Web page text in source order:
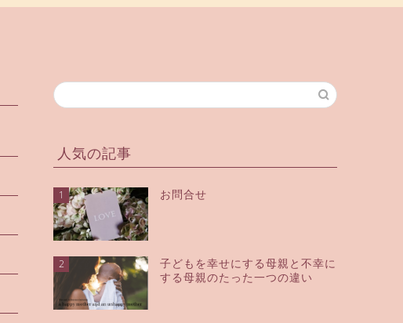
人気の記事
1 お問合せ
2
子どもを幸せにする母親と不幸に
する母親のたった一つの違い